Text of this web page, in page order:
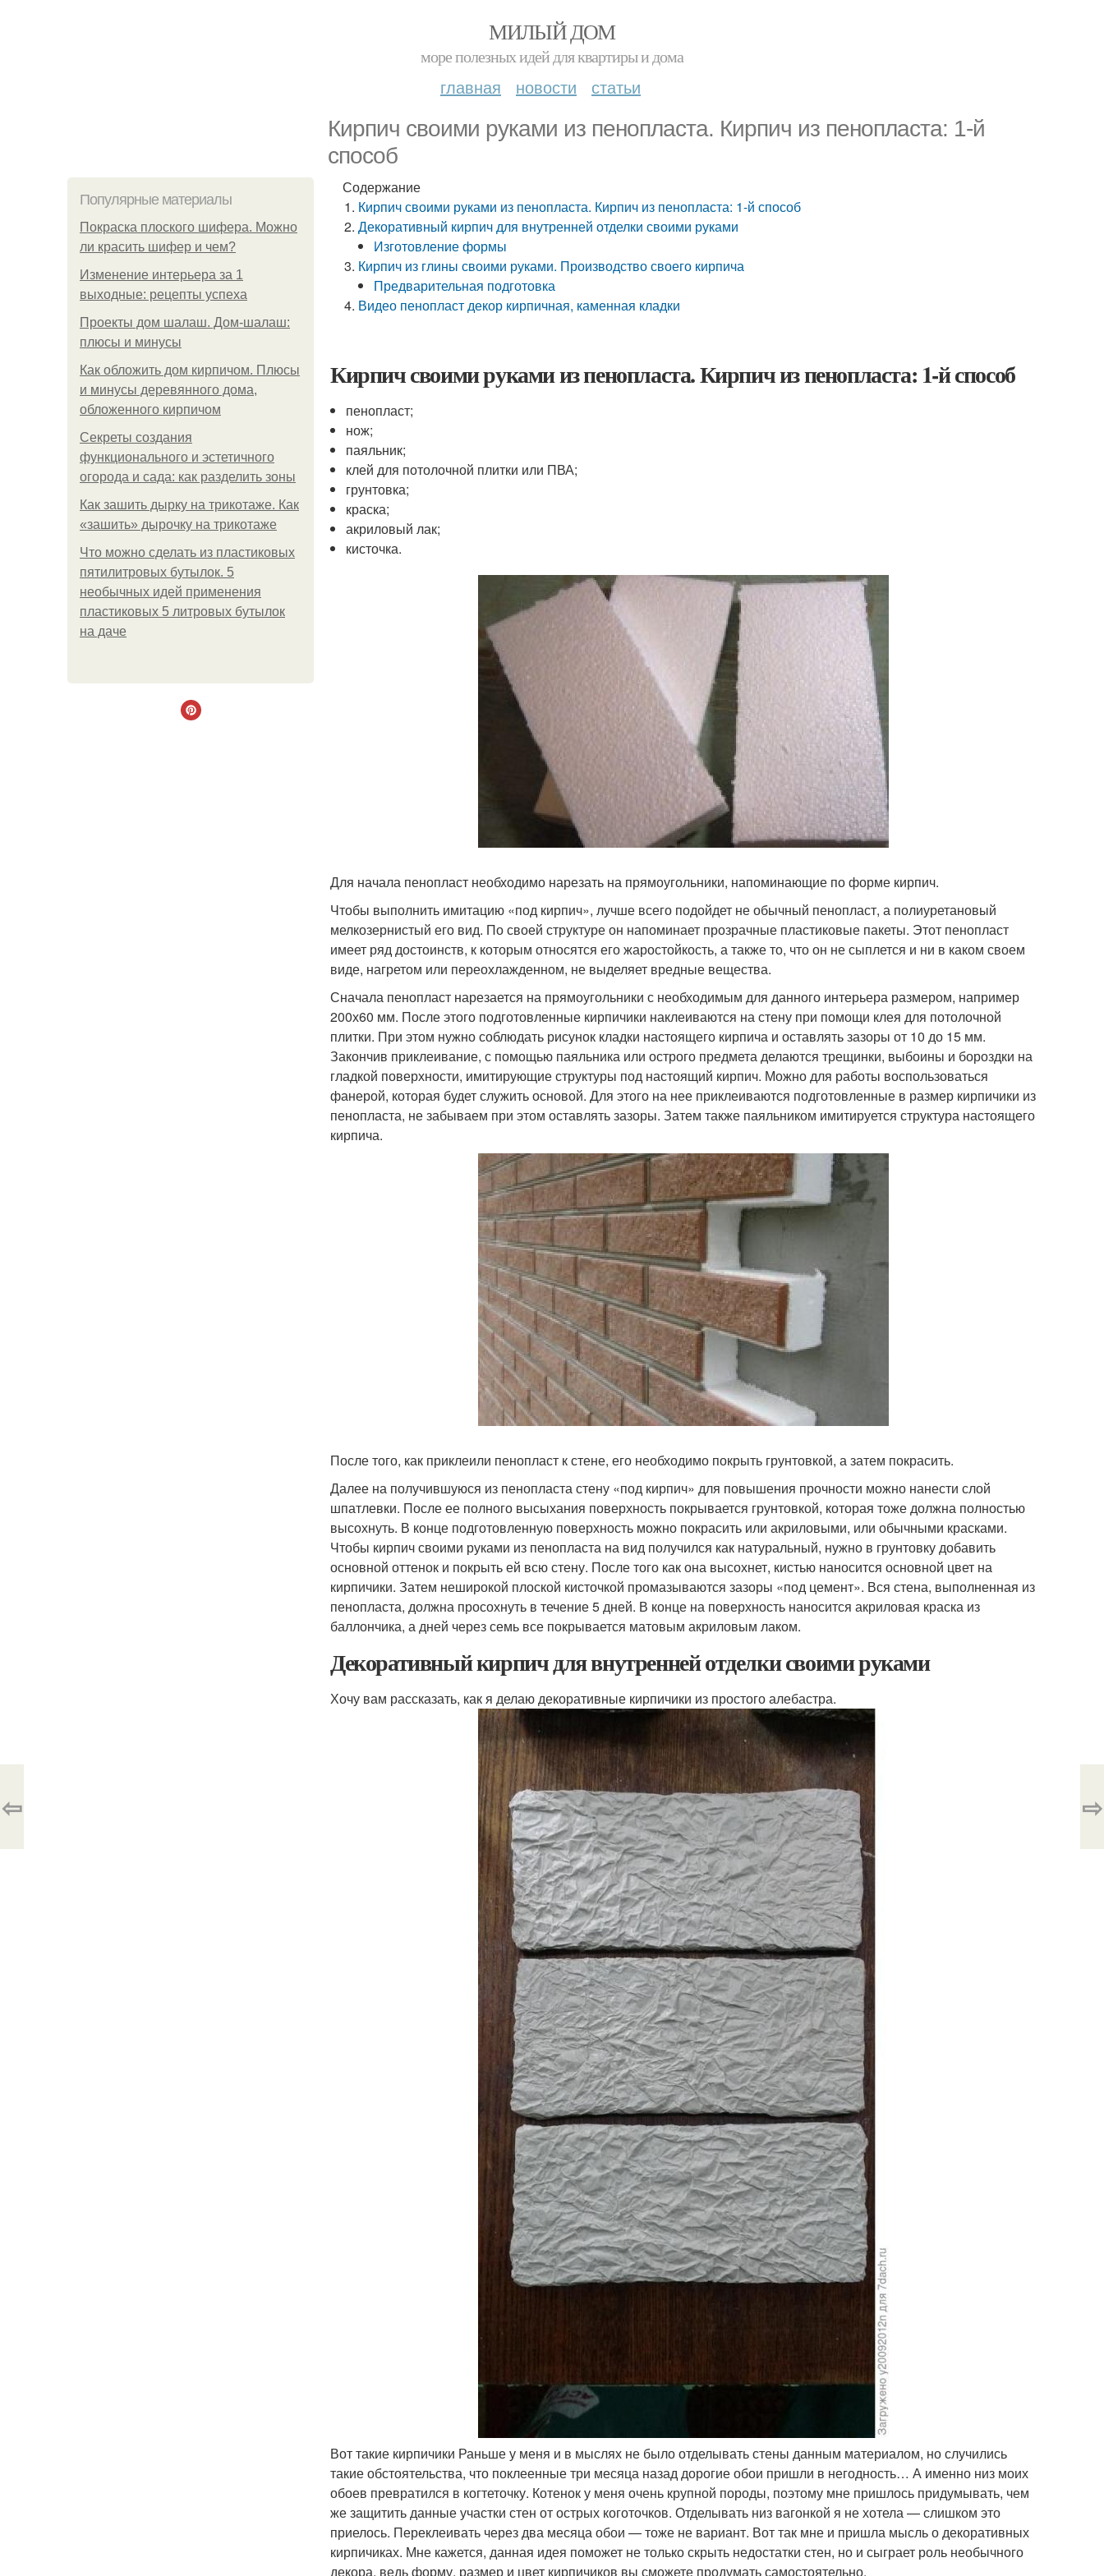
МИЛЫЙ ДОМ
море полезных идей для квартиры и дома
главная новости статьи
Кирпич своими руками из пенопласта. Кирпич из пенопласта: 1-й
способ
Популярные материалы
Покраска плоского шифера. Можно
ли красить шифер и чем?
Изменение интерьера за 1
выходные: рецепты успеха
Проекты дом шалаш. Дом-шалаш:
плюсы и минусы
Как обложить дом кирпичом. Плюсы
и минусы деревянного дома,
обложенного кирпичом
Секреты создания
функционального и эстетичного
огорода и сада: как разделить зоны
Как зашить дырку на трикотаже. Как
«зашить» дырочку на трикотаже
Что можно сделать из пластиковых
пятилитровых бутылок. 5
необычных идей применения
пластиковых 5 литровых бутылок
на даче
Содержание
Кирпич своими руками из пенопласта. Кирпич из пенопласта: 1-й способ
Декоративный кирпич для внутренней отделки своими руками
Изготовление формы
Кирпич из глины своими руками. Производство своего кирпича
Предварительная подготовка
Видео пенопласт декор кирпичная, каменная кладки
Кирпич своими руками из пенопласта. Кирпич из пенопласта: 1-й способ
пенопласт;
нож;
паяльник;
клей для потолочной плитки или ПВА;
грунтовка;
краска;
акриловый лак;
кисточка.
Для начала пенопласт необходимо нарезать на прямоугольники, напоминающие по форме кирпич.
Чтобы выполнить имитацию «под кирпич», лучше всего подойдет не обычный пенопласт, а полиуретановый
мелкозернистый его вид. По своей структуре он напоминает прозрачные пластиковые пакеты. Этот пенопласт
имеет ряд достоинств, к которым относятся его жаростойкость, а также то, что он не сыплется и ни в каком своем
виде, нагретом или переохлажденном, не выделяет вредные вещества.
Сначала пенопласт нарезается на прямоугольники с необходимым для данного интерьера размером, например
200х60 мм. После этого подготовленные кирпичики наклеиваются на стену при помощи клея для потолочной
плитки. При этом нужно соблюдать рисунок кладки настоящего кирпича и оставлять зазоры от 10 до 15 мм.
Закончив приклеивание, с помощью паяльника или острого предмета делаются трещинки, выбоины и бороздки на
гладкой поверхности, имитирующие структуры под настоящий кирпич. Можно для работы воспользоваться
фанерой, которая будет служить основой. Для этого на нее приклеиваются подготовленные в размер кирпичики из
пенопласта, не забываем при этом оставлять зазоры. Затем также паяльником имитируется структура настоящего
кирпича.
После того, как приклеили пенопласт к стене, его необходимо покрыть грунтовкой, а затем покрасить.
Далее на получившуюся из пенопласта стену «под кирпич» для повышения прочности можно нанести слой
шпатлевки. После ее полного высыхания поверхность покрывается грунтовкой, которая тоже должна полностью
высохнуть. В конце подготовленную поверхность можно покрасить или акриловыми, или обычными красками.
Чтобы кирпич своими руками из пенопласта на вид получился как натуральный, нужно в грунтовку добавить
основной оттенок и покрыть ей всю стену. После того как она высохнет, кистью наносится основной цвет на
кирпичики. Затем неширокой плоской кисточкой промазываются зазоры «под цемент». Вся стена, выполненная из
пенопласта, должна просохнуть в течение 5 дней. В конце на поверхность наносится акриловая краска из
баллончика, а дней через семь все покрывается матовым акриловым лаком.
Декоративный кирпич для внутренней отделки своими руками
Хочу вам рассказать, как я делаю декоративные кирпичики из простого алебастра.
Вот такие кирпичики Раньше у меня и в мыслях не было отделывать стены данным материалом, но случились
такие обстоятельства, что поклеенные три месяца назад дорогие обои пришли в негодность… А именно низ моих
обоев превратился в когтеточку. Котенок у меня очень крупной породы, поэтому мне пришлось придумывать, чем
же защитить данные участки стен от острых коготочков. Отделывать низ вагонкой я не хотела — слишком это
приелось. Переклеивать через два месяца обои — тоже не вариант. Вот так мне и пришла мысль о декоративных
кирпичиках. Мне кажется, данная идея поможет не только скрыть недостатки стен, но и сыграет роль необычного
декора, ведь форму, размер и цвет кирпичиков вы сможете продумать самостоятельно.
⇦ ⇨